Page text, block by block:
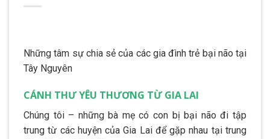
Những tâm sự chia sẻ của các gia đình trẻ bại não tại
Tây Nguyên
CÁNH THƯ YÊU THƯƠNG TỪ GIA LAI
Chúng tôi – những bà mẹ có con bị bại não đi tập
trung từ các huyện của Gia Lai để gặp nhau tại trung